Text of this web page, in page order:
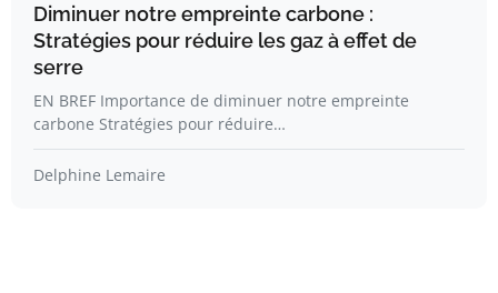
Diminuer notre empreinte carbone :
Stratégies pour réduire les gaz à effet de
serre
EN BREF Importance de diminuer notre empreinte
carbone Stratégies pour réduire…
Delphine Lemaire